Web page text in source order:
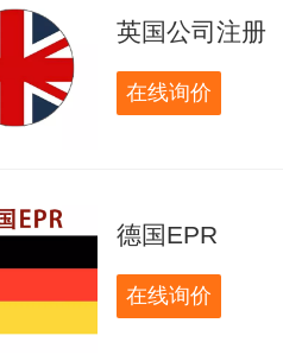
英国公司注册
在线询价
德国EPR
在线询价